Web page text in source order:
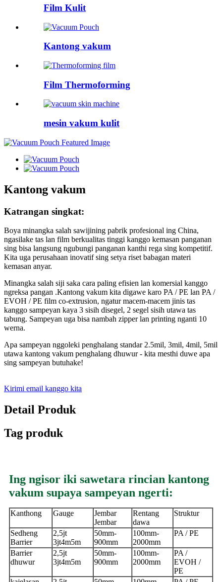
Film Kulit
Kantong vakum
Film Thermoforming
mesin vakum kulit
Kantong vakum
Katrangan singkat:
Boya minangka salah sawijining pabrik profesional ing China,
ngasilake tas lan film berkualitas tinggi kanggo kemasan panganan
sing bisa langsung ngubungi panganan kanthi rega sing kompetitif.
Kita uga perusahaan inovatif sing setya riset babagan materi
kemasan anyar.
Minangka salah siji saka cara paling efisien lan komersial kanggo
ngreksa pangan .Kantong vakum kita digawe karo PA / PE lan PA /
EVOH / PE film co-extrusion, ngatur macem-macem jinis tas
kanggo sampeyan kaya 3 sisih disegel, 2 segel sisih utawa tas
tabung. Sampeyan uga bisa nambah zipper lan printing nganti 10
werna.
Apa sampeyan nggoleki penghalang standar 2.5mil, 3mil, 4mil, 5mil
utawa kantong vakum penghalang dhuwur - kita mesthi duwe apa
sing sampeyan butuhake!
Kirimi email kanggo kita
Detail Produk
Tag produk
Ing ngisor iki sawetara rincian kantong
vakum supaya sampeyan ngerti:
Kanthong Gauge
Jembar
Jembar
Rentang
dawa
Struktur
Sedheng
Barrier
2,5jt
3jt4m5m
50mm-
900mm
100mm-
2000mm
PA / PE
Barrier
dhuwur
2,5jt
3jt4m5m
50mm-
900mm
100mm-
2000mm
PA /
EVOH /
PE